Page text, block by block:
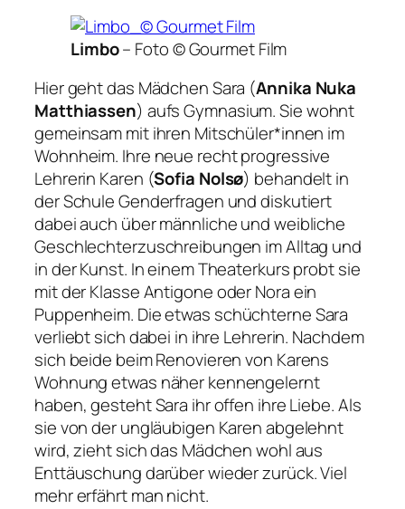
Limbo– Foto © Gourmet Film
Hier geht das Mädchen Sara (Annika Nuka
Matthiassen) aufs Gymnasium. Sie wohnt
gemeinsam mit ihren Mitschüler*innen im
Wohnheim. Ihre neue recht progressive
Lehrerin Karen (Sofia Nolsø) behandelt in
der Schule Genderfragen und diskutiert
dabei auch über männliche und weibliche
Geschlechterzuschreibungen im Alltag und
in der Kunst. In einem Theaterkurs probt sie
mit der KlasseAntigoneoderNora ein
Puppenheim. Die etwas schüchterne Sara
verliebt sich dabei in ihre Lehrerin. Nachdem
sich beide beim Renovieren von Karens
Wohnung etwas näher kennengelernt
haben, gesteht Sara ihr offen ihre Liebe. Als
sie von der ungläubigen Karen abgelehnt
wird, zieht sich das Mädchen wohl aus
Enttäuschung darüber wieder zurück. Viel
mehr erfährt man nicht.